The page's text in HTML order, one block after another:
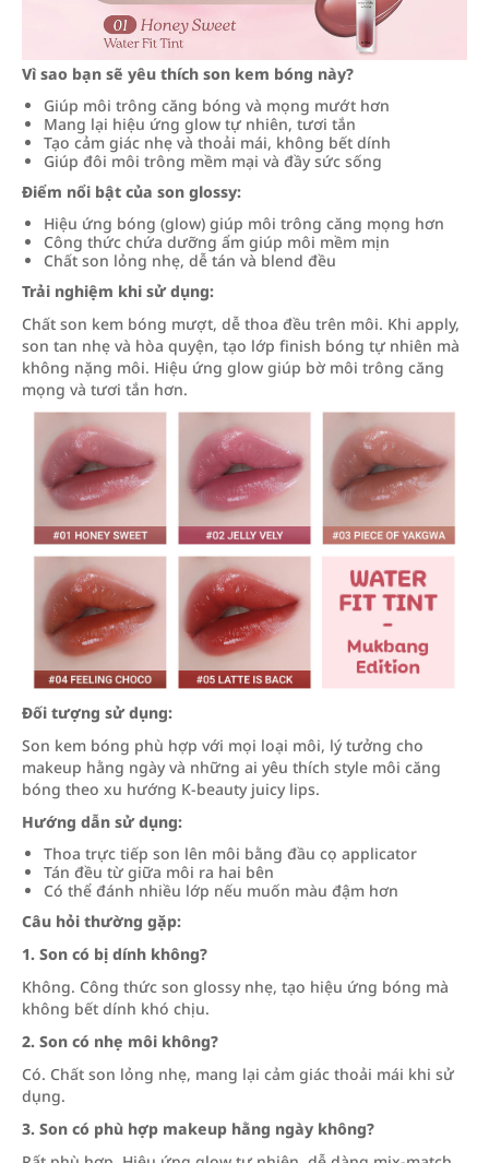
Vì sao bạn sẽ yêu thích son kem bóng này?
Giúp môi trông căng bóng và mọng mướt hơn
Mang lại hiệu ứng glow tự nhiên, tươi tắn
Tạo cảm giác nhẹ và thoải mái, không bết dính
Giúp đôi môi trông mềm mại và đầy sức sống
Điểm nổi bật của son glossy:
Hiệu ứng bóng (glow) giúp môi trông căng mọng hơn
Công thức chứa dưỡng ẩm giúp môi mềm mịn
Chất son lỏng nhẹ, dễ tán và blend đều
Trải nghiệm khi sử dụng:
Chất son kem bóng mượt, dễ thoa đều trên môi. Khi apply,
son tan nhẹ và hòa quyện, tạo lớp finish bóng tự nhiên mà
không nặng môi. Hiệu ứng glow giúp bờ môi trông căng
mọng và tươi tắn hơn.
Đối tượng sử dụng:
Son kem bóng phù hợp với mọi loại môi, lý tưởng cho
makeup hằng ngày và những ai yêu thích style môi căng
bóng theo xu hướng K-beauty juicy lips.
Hướng dẫn sử dụng:
Thoa trực tiếp son lên môi bằng đầu cọ applicator
Tán đều từ giữa môi ra hai bên
Có thể đánh nhiều lớp nếu muốn màu đậm hơn
Câu hỏi thường gặp:
1. Son có bị dính không?
Không. Công thức son glossy nhẹ, tạo hiệu ứng bóng mà
không bết dính khó chịu.
2. Son có nhẹ môi không?
Có. Chất son lỏng nhẹ, mang lại cảm giác thoải mái khi sử
dụng.
3. Son có phù hợp makeup hằng ngày không?